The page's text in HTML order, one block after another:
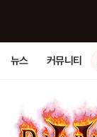
뉴스 커뮤니티